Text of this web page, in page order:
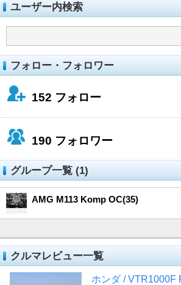
ユーザー内検索
フォロー・フォロワー
152 フォロー
190 フォロワー
グループ一覧 (1)
AMG M113 Komp OC(35)
クルマレビュー一覧
ホンダ / VTR1000F